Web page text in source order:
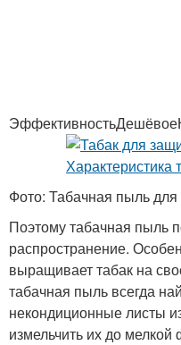
Фото: Табачная пыль для
Поэтому табачная пыль
распространение.
выращивает табак на
табачная пыль всегда
некондиционные листы
измельчить их до мелкой